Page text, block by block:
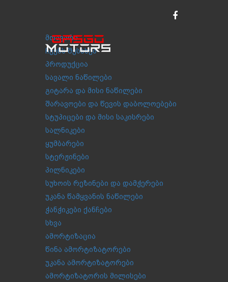
მთავარი
ჩვენს შესახებ
პროდუქცია
სავალი ნაწილები
გიტარა და მისი ნაწილები
შარავოები და წევის დაბოლოებები
სტუპიცები და მისი საკისრები
სალნიკები
ყუმბარები
სტერჟინები
პილნიკები
სუხოის რეზინები და დამჭერები
უკანა წამყვანის ნაწილები
ჭანჭიკები ქანჩები
სხვა
ამორტიზაცია
წინა ამორტიზატორები
უკანა ამორტიზატორები
ამორტიზატორის მილისები